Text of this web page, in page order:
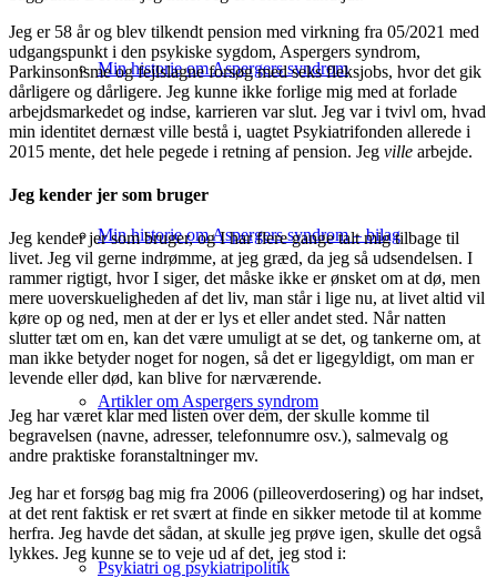
Min historie om Aspergers syndrom
Min historie om Aspergers syndrom – bilag
Artikler om Aspergers syndrom
Psykiatri og psykiatripolitik
Jeg er 58 år og blev tilkendt pension med virkning fra 05/2021 med
udgangspunkt i den psykiske sygdom, Aspergers syndrom,
Parkinsonisme og fejlslagne forsøg med seks fleksjobs, hvor det gik
dårligere og dårligere. Jeg kunne ikke forlige mig med at forlade
arbejdsmarkedet og indse, karrieren var slut. Jeg var i tvivl om, hvad
min identitet dernæst ville bestå i, uagtet Psykiatrifonden allerede i
2015 mente, det hele pegede i retning af pension. Jeg ville arbejde.
Jeg kender jer som bruger
Jeg kender jer som bruger, og I har flere gange talt mig tilbage til
livet. Jeg vil gerne indrømme, at jeg græd, da jeg så udsendelsen. I
rammer rigtigt, hvor I siger, det måske ikke er ønsket om at dø, men
mere uoverskueligheden af det liv, man står i lige nu, at livet altid vil
køre op og ned, men at der er lys et eller andet sted. Når natten
slutter tæt om en, kan det være umuligt at se det, og tankerne om, at
man ikke betyder noget for nogen, så det er ligegyldigt, om man er
levende eller død, kan blive for nærværende.
Jeg har været klar med listen over dem, der skulle komme til
begravelsen (navne, adresser, telefonnumre osv.), salmevalg og
andre praktiske foranstaltninger mv.
Jeg har et forsøg bag mig fra 2006 (pilleoverdosering) og har indset,
at det rent faktisk er ret svært at finde en sikker metode til at komme
herfra. Jeg havde det sådan, at skulle jeg prøve igen, skulle det også
lykkes. Jeg kunne se to veje ud af det, jeg stod i: